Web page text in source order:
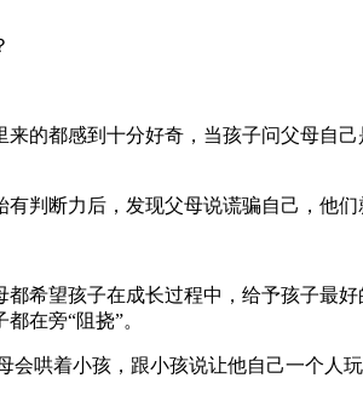
的都感到十分好奇，当孩子问父母自
判断力后，发现父母说谎骗自己，他
都希望孩子在成长过程中，给予孩子最
在旁“阻挠”。
会哄着小孩，跟小孩说让他自己一个人